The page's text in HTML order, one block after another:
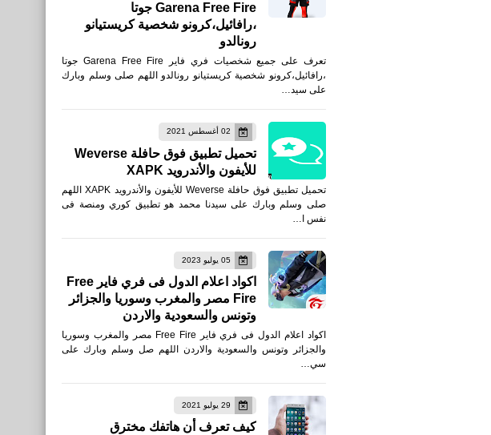
Garena Free Fire جوتا
،رافائيل،كرونو شخصية كريستيانو
رونالدو
تعرف على جميع شخصيات فري فاير Garena Free Fire جوتا
،رافائيل،كرونو شخصية كريستيانو رونالدو اللهم صلى وسلم وبارك
على سيد…
02 أغسطس 2021
تحميل تطبيق فوق حافلة Weverse
للأيفون والأندرويد XAPK
تحميل تطبيق فوق حافلة Weverse للأيفون والأندرويد XAPK اللهم
صلى وسلم وبارك على سيدنا محمد هو تطبيق كوري ومنصة فى
نفس ا…
05 يوليو 2023
اكواد اعلام الدول فى فري فاير Free
Fire مصر والمغرب وسوريا والجزائر
وتونس والسعودية والاردن
اكواد اعلام الدول فى فري فاير Free Fire مصر والمغرب وسوريا
والجزائر وتونس والسعودية والاردن اللهم صل وسلم وبارك على
سي…
29 يوليو 2021
كيف تعرف أن هاتفك مخترق